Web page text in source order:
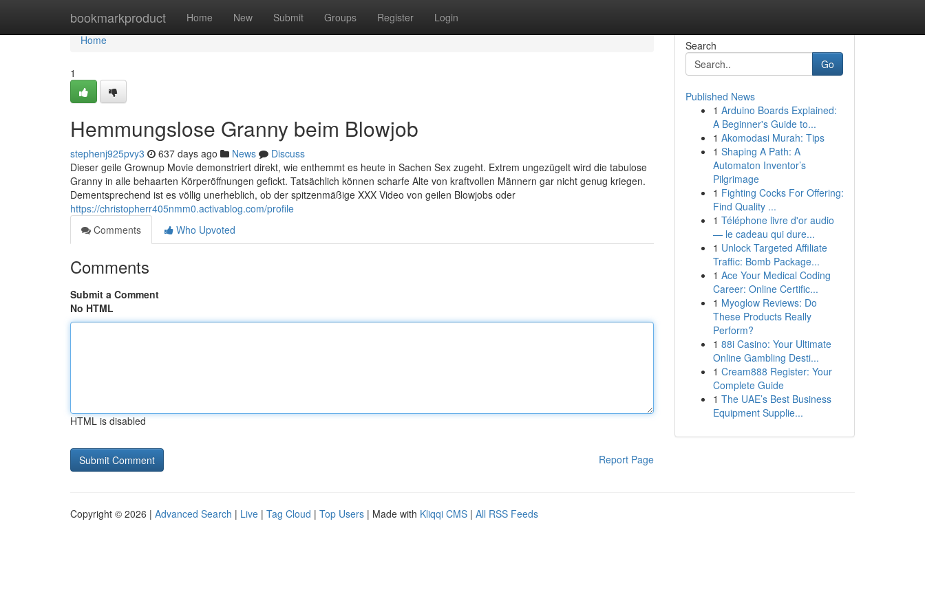
bookmarkproduct Home New Submit Groups Register Login
Home
Home
1
Hemmungslose Granny beim Blowjob
stephenj925pvy3 637 days ago News
Discuss
Dieser geile Grownup Movie demonstriert direkt, wie enthemmt es heute in Sachen Sex zugeht. Extrem ungezügelt wird die tabulose
Granny in alle behaarten Körperöffnungen gefickt. Tatsächlich können scharfe Alte von kraftvollen Männern gar nicht genug kriegen.
Dementsprechend ist es völlig unerheblich, ob der spitzenmäßige XXX Video von geilen Blowjobs oder
https://christopherr405nmm0.activablog.com/profile
Comments
Who Upvoted
Comments
Submit a Comment
No HTML
HTML is disabled
Report Page
Search
Go
Published News
1 Arduino Boards Explained:
A Beginner's Guide to...
1 Akomodasi Murah: Tips
1 Shaping A Path: A
Automaton Inventor’s
Pilgrimage
1 Fighting Cocks For Offering:
Find Quality ...
1 Téléphone livre d'or audio
— le cadeau qui dure...
1 Unlock Targeted Affiliate
Traffic: Bomb Package...
1 Ace Your Medical Coding
Career: Online Certific...
1 Myoglow Reviews: Do
These Products Really
Perform?
1 88i Casino: Your Ultimate
Online Gambling Desti...
1 Cream888 Register: Your
Complete Guide
1 The UAE’s Best Business
Equipment Supplie...
Copyright © 2026 | Advanced Search | Live | Tag Cloud | Top Users | Made with Kliqqi CMS | All RSS Feeds